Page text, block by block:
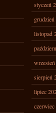
styczeń
grudzień
listopad
sierpień
lipiec
czerwiec